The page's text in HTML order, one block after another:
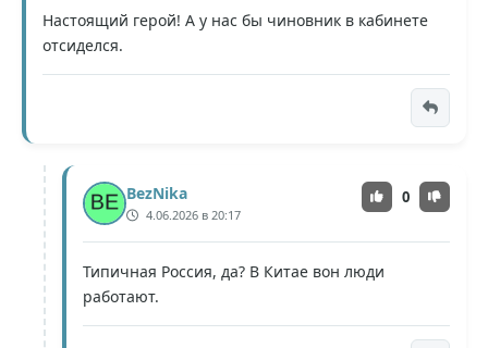
Настоящий герой! А у нас бы чиновник в кабинете
отсиделся.
BezNika
4.06.2026 в 20:17
0
Типичная Россия, да? В Китае вон люди
работают.